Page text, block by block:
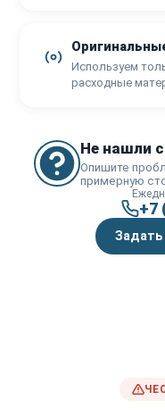
Используем
расходные
Не нашли
Опишите
примерную
+7